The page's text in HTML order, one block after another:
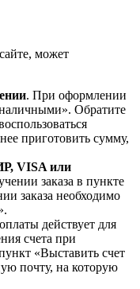
может
. При оформлении
Обратите
приготовить сумму,
VISA или
заказа в пункте
заказа необходимо
действует для
счета при
«Выставить счет
почту, на которую